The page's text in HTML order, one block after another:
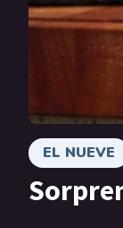
EL NUEVE